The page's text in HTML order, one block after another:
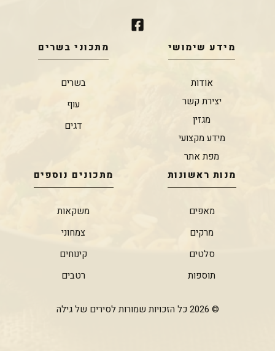
מידע שימושי
אודות
יצירת קשר
מגזין
מידע מקצועי
מפת אתר
מתכוני בשרים
בשרים
עוף
דגים
מנות ראשונות
מאפים
מרקים
סלטים
תוספות
מתכונים נוספים
משקאות
צמחוני
קינוחים
רטבים
© 2026 כל הזכויות שמורות לסירים של גילה